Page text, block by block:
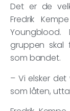
Det er de
Fredrik
gruppen skal
som bandet.
– Vi elsker
som låten,